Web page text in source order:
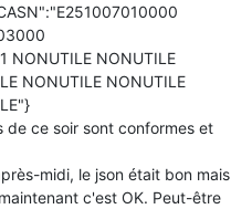
NONUTILE NONUTILE
NONUTILE NONUTILE
de ce soir sont conformes et
midi, le json était bon mais
c'est OK. Peut-être